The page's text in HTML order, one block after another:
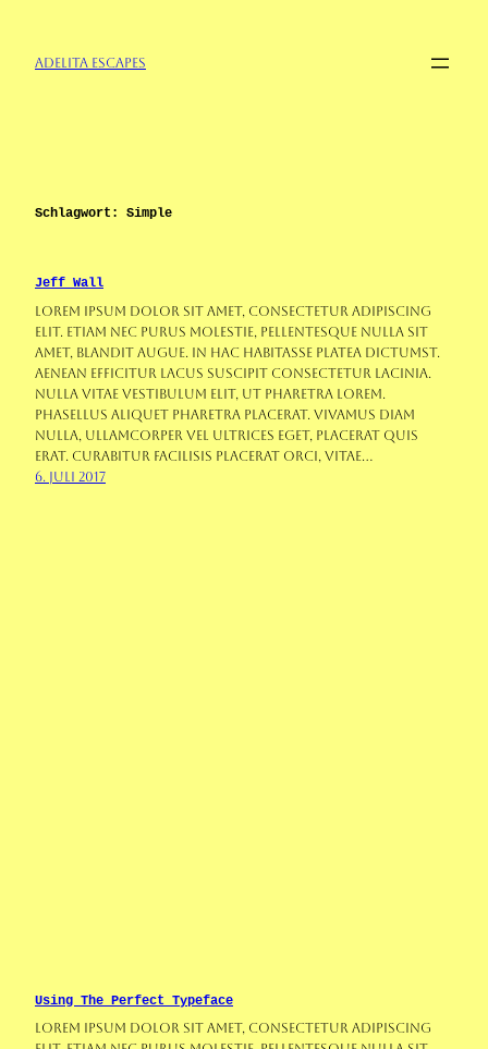
springen
Adelita Escapes
Schlagwort: Simple
Jeff Wall
Lorem ipsum dolor sit amet, consectetur adipiscing
elit. Etiam nec purus molestie, pellentesque nulla sit
amet, blandit augue. In hac habitasse platea dictumst.
Aenean efficitur lacus suscipit consectetur lacinia.
Nulla vitae vestibulum elit, ut pharetra lorem.
Phasellus aliquet pharetra placerat. Vivamus diam
nulla, ullamcorper vel ultrices eget, placerat quis
erat. Curabitur facilisis placerat orci, vitae…
6. Juli 2017
Using The Perfect Typeface
Lorem ipsum dolor sit amet, consectetur adipiscing